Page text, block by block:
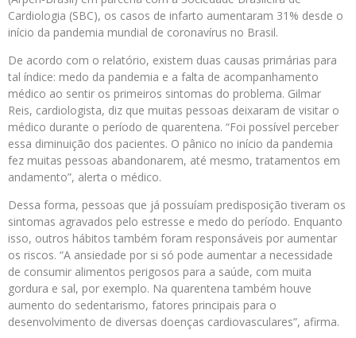
Cardiologia (SBC), os casos de infarto aumentaram 31% desde o
início da pandemia mundial de coronavírus no Brasil.
De acordo com o relatório, existem duas causas primárias para
tal índice: medo da pandemia e a falta de acompanhamento
médico ao sentir os primeiros sintomas do problema. Gilmar
Reis, cardiologista, diz que muitas pessoas deixaram de visitar o
médico durante o período de quarentena. “Foi possível perceber
essa diminuição dos pacientes. O pânico no início da pandemia
fez muitas pessoas abandonarem, até mesmo, tratamentos em
andamento”, alerta o médico.
Dessa forma, pessoas que já possuíam predisposição tiveram os
sintomas agravados pelo estresse e medo do período. Enquanto
isso, outros hábitos também foram responsáveis por aumentar
os riscos. “A ansiedade por si só pode aumentar a necessidade
de consumir alimentos perigosos para a saúde, com muita
gordura e sal, por exemplo. Na quarentena também houve
aumento do sedentarismo, fatores principais para o
desenvolvimento de diversas doenças cardiovasculares”, afirma.